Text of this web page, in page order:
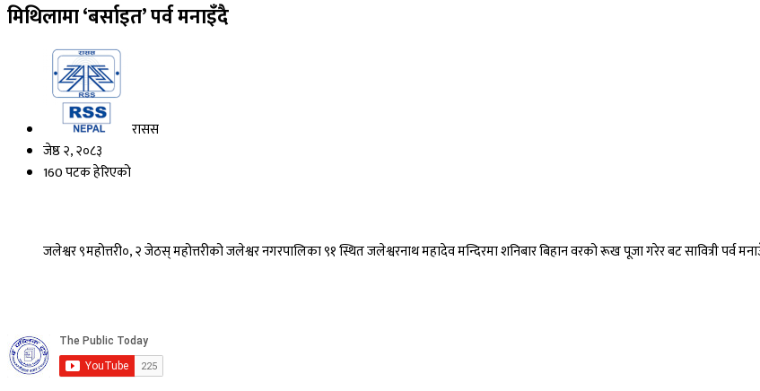
मिथिलामा ‘बर्साइत’ पर्व मनाइँदै
रासस
जेष्ठ २, २०८३
160 पटक हेरिएको
जलेश्वर ९महोत्तरी०, २ जेठस् महोत्तरीको जलेश्वर नगरपालिका ९१ स्थित जलेश्वरनाथ महादेव मन्दिरमा शनिबार बिहान वरको रूख पूजा गरेर बट सावित्री पर्व